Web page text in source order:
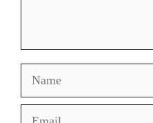
Name
Email